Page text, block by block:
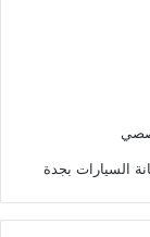
السيارات بجدة